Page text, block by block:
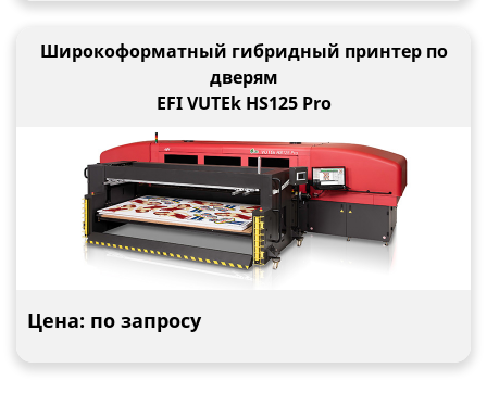
Широкоформатный гибридный принтер по
дверям
EFI VUTEk HS125 Pro
Цена: по запросу